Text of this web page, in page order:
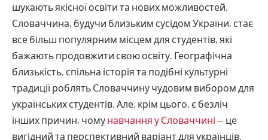
шукають якісної освіти та нових можливостей.
Словаччина, будучи близьким сусідом України, стає
все більш популярним місцем для студентів, які
бажають продовжити свою освіту. Географічна
близькість, спільна історія та подібні культурні
традиції роблять Словаччину чудовим вибором для
українських студентів. Але, крім цього, є безліч
інших причин, чому навчання у Словаччині — це
вигідний та перспективний варіант для українців.